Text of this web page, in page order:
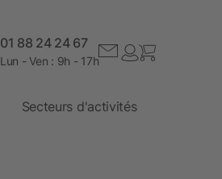
01 88 24 24 67
Lun - Ven : 9h - 17h
Secteurs d'activités